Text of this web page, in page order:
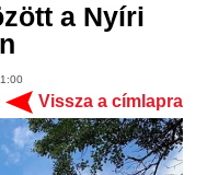
a Nyíri
Vissza a címlapra